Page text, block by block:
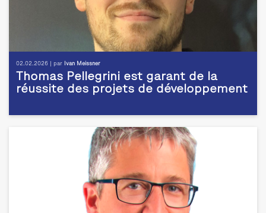
02.02.2026 | par Ivan Meissner
Thomas Pellegrini est garant de la
réussite des projets de développement